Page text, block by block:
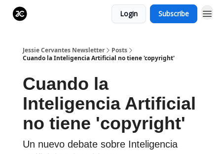
Login Subscribe
Jessie Cervantes Newsletter
Posts
Cuando la Inteligencia Artificial no tiene 'copyright'
Cuando la
Inteligencia Artificial
no tiene 'copyright'
Un nuevo debate sobre Inteligencia